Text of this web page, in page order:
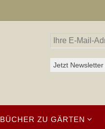
BÜCHER ZU GÄRTEN